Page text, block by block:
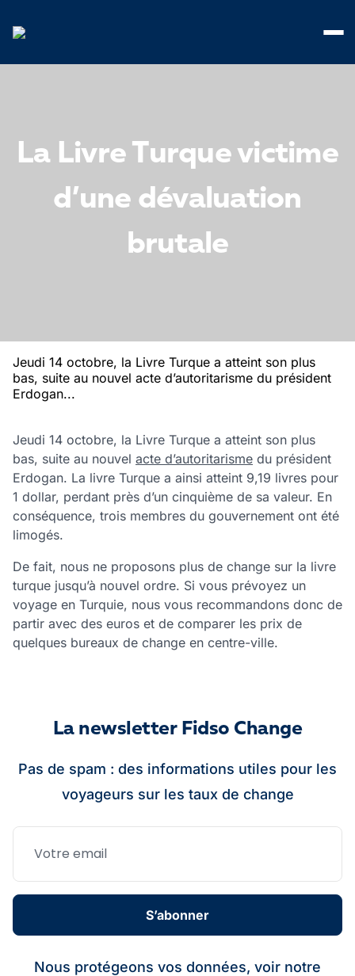
La Livre Turque victime
d’une dévaluation
brutale
Jeudi 14 octobre, la Livre Turque a atteint son plus
bas, suite au nouvel acte d’autoritarisme du président
Erdogan...
Jeudi 14 octobre, la Livre Turque a atteint son plus
bas, suite au nouvel acte d’autoritarisme du président
Erdogan. La livre Turque a ainsi atteint 9,19 livres pour
1 dollar, perdant près d’un cinquième de sa valeur. En
conséquence, trois membres du gouvernement ont été
limogés.
De fait, nous ne proposons plus de change sur la livre
turque jusqu’à nouvel ordre. Si vous prévoyez un
voyage en Turquie, nous vous recommandons donc de
partir avec des euros et de comparer les prix de
quelques bureaux de change en centre-ville.
La newsletter Fidso Change
Pas de spam : des informations utiles pour les
voyageurs sur les taux de change
S’abonner
Nous protégeons vos données, voir notre